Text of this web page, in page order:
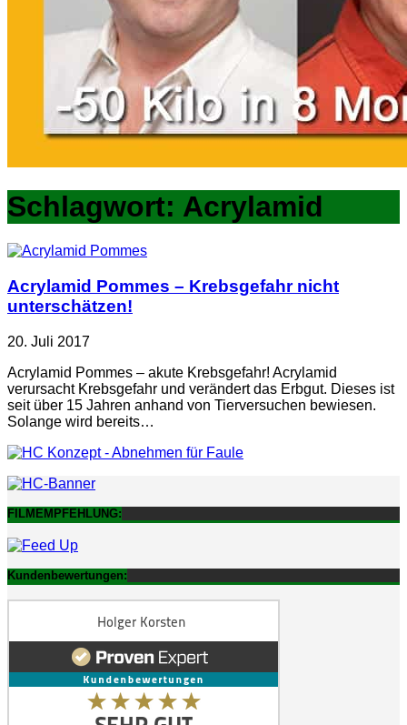
Schlagwort: Acrylamid
Acrylamid Pommes – Krebsgefahr nicht
unterschätzen!
20. Juli 2017
Acrylamid Pommes – akute Krebsgefahr! Acrylamid
verursacht Krebsgefahr und verändert das Erbgut. Dieses ist
seit über 15 Jahren anhand von Tierversuchen bewiesen.
Solange wird bereits…
FILMEMPFEHLUNG:
Kundenbewertungen: